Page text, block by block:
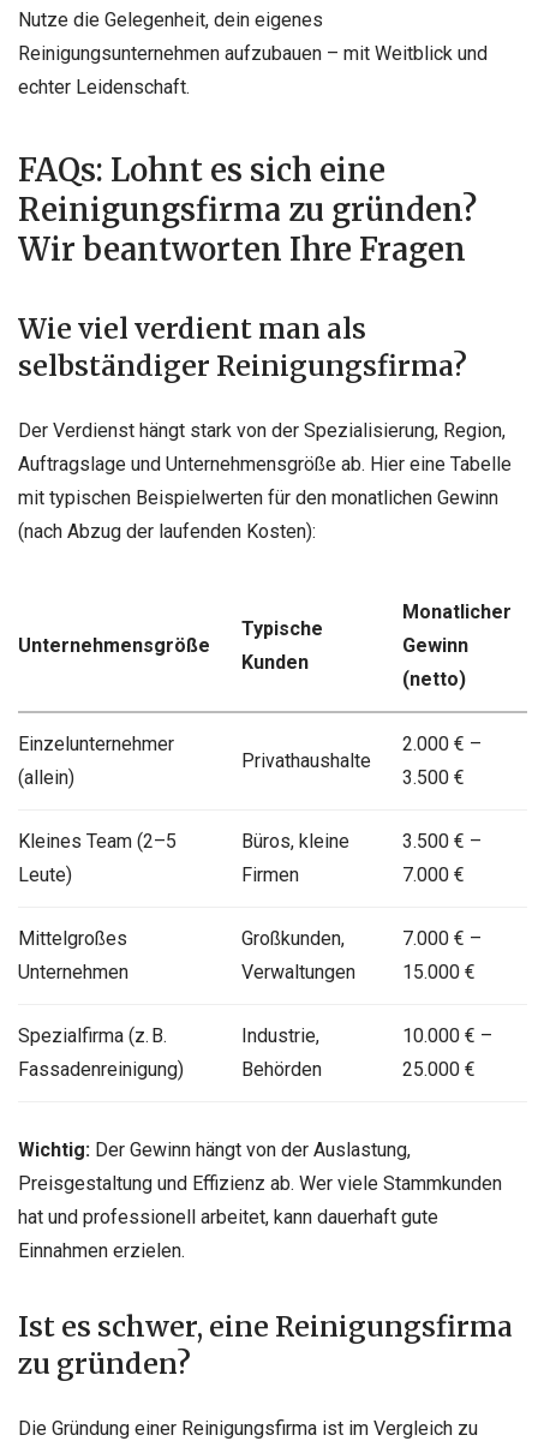
Nutze die Gelegenheit, dein eigenes
Reinigungsunternehmen aufzubauen – mit Weitblick und
echter Leidenschaft.
FAQs: Lohnt es sich eine
Reinigungsfirma zu gründen?
Wir beantworten Ihre Fragen
Wie viel verdient man als
selbständiger Reinigungsfirma?
Der Verdienst hängt stark von der Spezialisierung, Region,
Auftragslage und Unternehmensgröße ab. Hier eine Tabelle
mit typischen Beispielwerten für den monatlichen Gewinn
(nach Abzug der laufenden Kosten):
Unternehmensgröße
Typische
Kunden
Monatlicher
Gewinn
(netto)
Einzelunternehmer
(allein)
Privathaushalte
2.000 € –
3.500 €
Kleines Team (2–5
Leute)
Büros, kleine
Firmen
3.500 € –
7.000 €
Mittelgroßes
Unternehmen
Großkunden,
Verwaltungen
7.000 € –
15.000 €
Spezialfirma (z. B.
Fassadenreinigung)
Industrie,
Behörden
10.000 € –
25.000 €
Wichtig: Der Gewinn hängt von der Auslastung,
Preisgestaltung und Effizienz ab. Wer viele Stammkunden
hat und professionell arbeitet, kann dauerhaft gute
Einnahmen erzielen.
Ist es schwer, eine Reinigungsfirma
zu gründen?
Die Gründung einer Reinigungsfirma ist im Vergleich zu